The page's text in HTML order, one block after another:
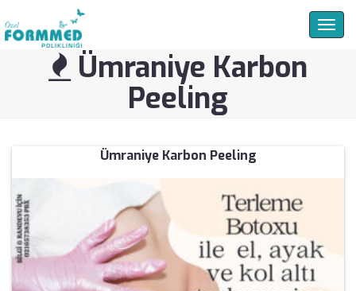
Ümraniye Karbon
Peeling
Ümraniye Karbon Peeling